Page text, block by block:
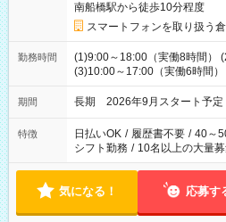
南船橋駅から徒歩10分程度
スマートフォンを取り扱う
勤務時間
(1)9:00～18:00（実働8時間）
(3)10:00～17:00（実働6時間
期間 長期 2026年9月スタート予定
特徴 日払いOK / 履歴書不要 / 40～
シフト勤務 / 10名以上の大量
気になる！ 応募す